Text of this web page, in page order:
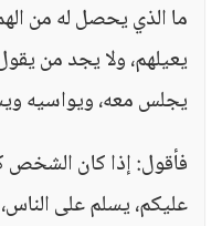
ما الذي يحصل له من
يعيلهم، ولا يجد من
يجلس معه، ويواسيه
فأقول: إذا كان الشخص
عليكم، يسلم على